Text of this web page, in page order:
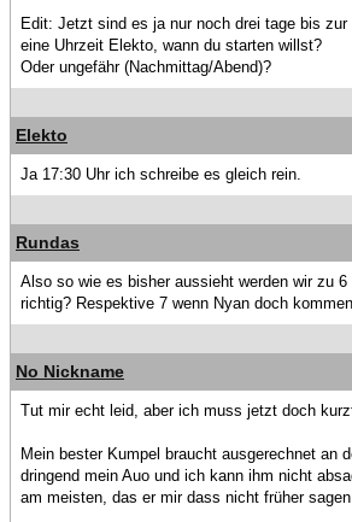
Edit: Jetzt sind es ja nur noch drei tage bis
eine Uhrzeit Elekto, wann du starten willst?
Oder ungefähr (Nachmittag/Abend)?
Elekto
Ja 17:30 Uhr ich schreibe es gleich rein.
Rundas
Also so wie es bisher aussieht werden wir zu
richtig? Respektive 7 wenn Nyan doch
No Nickname
Tut mir echt leid, aber ich muss jetzt doch
Mein bester Kumpel braucht ausgerechnet an
dringend mein Auo und ich kann ihm nicht
am meisten, das er mir dass nicht früher sagen